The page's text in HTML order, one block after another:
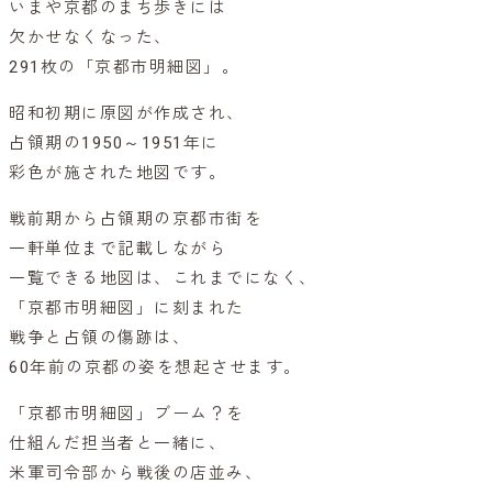
いまや京都のまち歩きには
欠かせなくなった、
291枚の「京都市明細図」。
昭和初期に原図が作成され、
占領期の1950～1951年に
彩色が施された地図です。
戦前期から占領期の京都市街を
一軒単位まで記載しながら
一覧できる地図は、これまでになく、
「京都市明細図」に刻まれた
戦争と占領の傷跡は、
60年前の京都の姿を想起させます。
「京都市明細図」ブーム？を
仕組んだ担当者と一緒に、
米軍司令部から戦後の店並み、